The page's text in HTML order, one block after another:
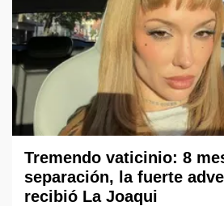
Tremendo vaticinio: 8
separación, la fuerte
recibió La Joaqui